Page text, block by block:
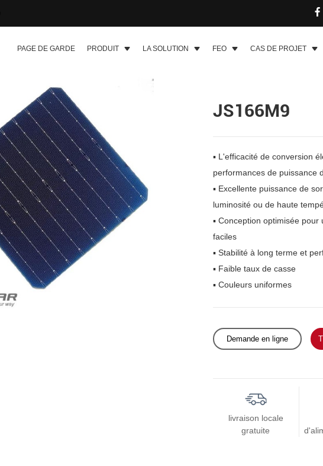
PAGE DE GARDE PRODUIT LA SOLUTION FEO CAS DE PROJET
JS166M9
▪ L'efficacité de conversion
performances de puissance
▪ Excellente puissance de
luminosité ou de haute
▪ Conception optimisée
faciles
▪ Stabilité à long terme et
▪ Faible taux de casse
▪ Couleurs uniformes
Demande en ligne
livraison locale
gratuite